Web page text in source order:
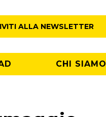
ALLA NEWSLETTER
CHI SIAMO